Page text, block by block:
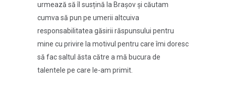
urmează să îl susțină la Brașov și căutam
cumva să pun pe umerii altcuiva
responsabilitatea găsirii răspunsului pentru
mine cu privire la motivul pentru care îmi doresc
să fac saltul ăsta către a mă bucura de
talentele pe care le-am primit.